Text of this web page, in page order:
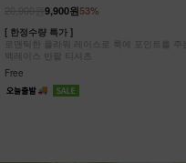
53%
9,900원
[ 한정수량 특가 ]
로맨틱한 플라워 레이스로 룩에 포인트를 주는
백레이스 반팔 티셔츠
Free